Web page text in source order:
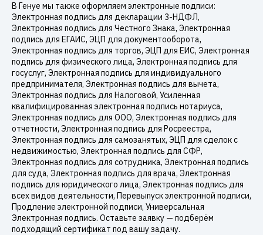
В Генуе мы также оформляем электронные подписи:
Электронная подпись для декларации 3-НДФЛ,
Электронная подпись для Честного Знака, Электронная
подпись для ЕГАИС, ЭЦП для документооборота,
Электронная подпись для торгов, ЭЦП для ЕИС, Электронная
подпись для физического лица, Электронная подпись для
госуслуг, Электронная подпись для индивидуального
предпринимателя, Электронная подпись для вычета,
Электронная подпись для Налоговой, Усиленная
квалифицированная электронная подпись нотариуса,
Электронная подпись для ООО, Электронная подпись для
отчетности, Электронная подпись для Росреестра,
Электронная подпись для самозанятых, ЭЦП для сделок с
недвижимостью, Электронная подпись для СФР,
Электронная подпись для сотрудника, Электронная подпись
для суда, Электронная подпись для врача, Электронная
подпись для юридического лица, Электронная подпись для
всех видов деятельности, Перевыпуск электронной подписи,
Продление электронной подписи, Универсальная
Электронная подпись. Оставьте заявку — подберём
подходящий сертификат под вашу задачу.